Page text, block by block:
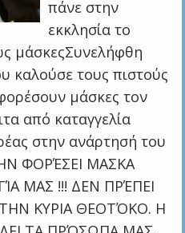
πάνε στην
εκκλησία το
μάσκεςΣυνελήφθη
καλούσε τους πιστούς
μάσκες τον
από καταγγελία
στην ανάρτησή του
ΦΟΡΈΣΕΙ ΜΑΣΚΑ
ΜΑΣ !!! ΔΕΝ ΠΡΈΠΕΙ
ΚΥΡΙΑ ΘΕΟΤΌΚΟ. Η